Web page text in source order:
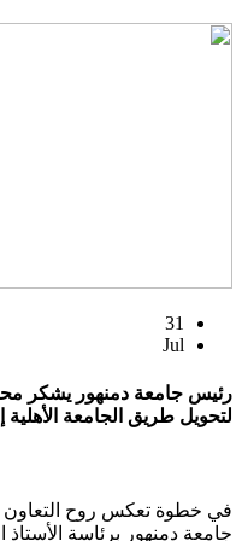
31
Jul
رئيس جامعة دمنهور يشكر
لتحويل طريق الجامعة الأهلية
في خطوة تعكس روح التعاون
جامعة دمنهور برئاسة